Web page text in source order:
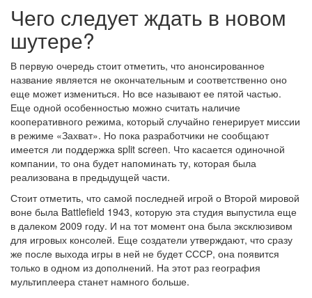
Чего следует ждать в новом
шутере?
В первую очередь стоит отметить, что анонсированное
название является не окончательным и соответственно оно
еще может измениться. Но все называют ее пятой частью.
Еще одной особенностью можно считать наличие
кооперативного режима, который случайно генерирует миссии
в режиме «Захват». Но пока разработчики не сообщают
имеется ли поддержка split screen. Что касается одиночной
компании, то она будет напоминать ту, которая была
реализована в предыдущей части.
Стоит отметить, что самой последней игрой о Второй мировой
воне была Battlefield 1943, которую эта студия выпустила еще
в далеком 2009 году. И на тот момент она была эксклюзивом
для игровых консолей. Еще создатели утверждают, что сразу
же после выхода игры в ней не будет СССР, она появится
только в одном из дополнений. На этот раз география
мультиплеера станет намного больше.